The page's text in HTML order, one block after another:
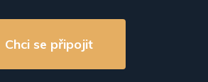
Chci se připojit